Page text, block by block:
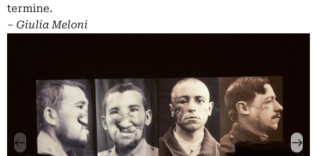
termine.
– Giulia Meloni